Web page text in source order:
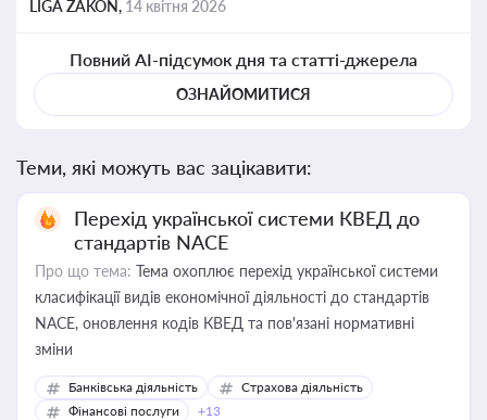
LIGA ZAKON, 14 квітня 2026
Повний AI-підсумок дня та статті-джерела
ОЗНАЙОМИТИСЯ
Теми, які можуть вас зацікавити:
Перехід української системи КВЕД до
стандартів NACE
Про що тема: Тема охоплює перехід української системи
класифікації видів економічної діяльності до стандартів
NACE, оновлення кодів КВЕД та пов'язані нормативні
зміни
Банківська діяльність
Страхова діяльність
Фінансові послуги
+13